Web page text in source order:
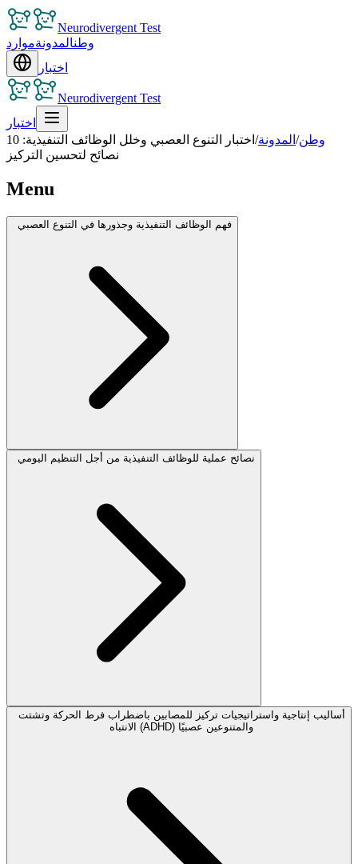
Neurodivergent Test
وطنالمدونةموارد
اختبار
Neurodivergent Test
اختبار
وطن/ المدونة/
اختبار التنوع العصبي وخلل الوظائف التنفيذية: 10
نصائح لتحسين التركيز
Menu
فهم الوظائف التنفيذية وجذورها في التنوع العصبي
نصائح عملية للوظائف التنفيذية من أجل التنظيم اليومي
أساليب إنتاجية واستراتيجيات تركيز للمصابين باضطراب فرط الحركة وتشتت
الانتباه (ADHD) والمتنوعين عصبيًا